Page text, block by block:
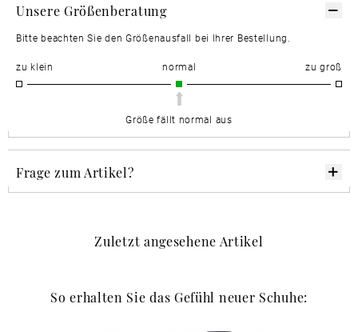
Unsere Größenberatung
Bitte beachten Sie den Größenausfall bei Ihrer Bestellung.
zu klein normal zu groß
Größe fällt normal aus
Frage zum Artikel?
Zuletzt angesehene Artikel
So erhalten Sie das Gefühl neuer Schuhe: